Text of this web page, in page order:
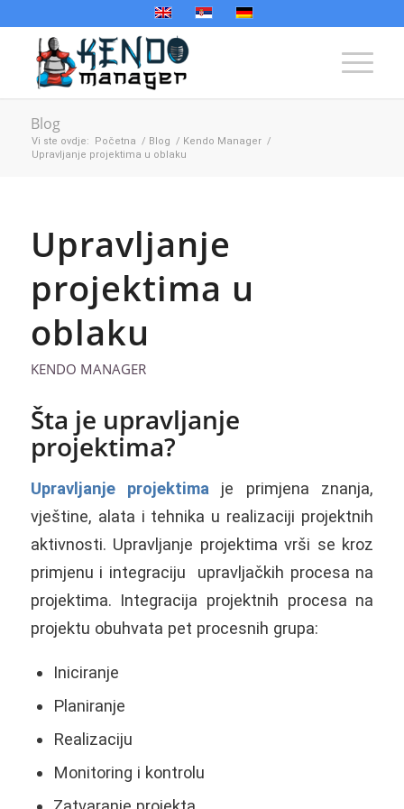
Blog
Vi ste ovdje: Početna / Blog / Kendo Manager /
Upravljanje projektima u oblaku
Upravljanje
projektima u
oblaku
KENDO MANAGER
Šta je upravljanje
projektima?
Upravljanje projektima je primjena znanja,
vještine, alata i tehnika u realizaciji projektnih
aktivnosti. Upravljanje projektima vrši se kroz
primjenu i integraciju upravljačkih procesa na
projektima. Integracija projektnih procesa na
projektu obuhvata pet procesnih grupa:
Iniciranje
Planiranje
Realizaciju
Monitoring i kontrolu